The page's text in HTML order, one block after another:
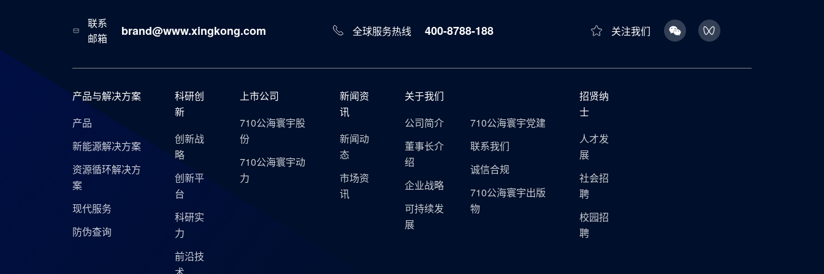
联系
邮箱
brand@www.xingkong.com 全球服务热线 400-8788-188 关注我们
产品与解决方案
产品
新能源解决方案
资源循环解决方
案
现代服务
防伪查询
科研创
新
创新战
略
创新平
台
科研实
力
前沿技
上市公司
710公海寰宇股
份
710公海寰宇动
力
新闻资
讯
新闻动
态
市场资
讯
关于我们
公司简介
董事长介
绍
企业战略
可持续发
展
710公海寰宇党建
联系我们
诚信合规
710公海寰宇出版
物
招贤纳
士
人才发
展
社会招
聘
校园招
聘